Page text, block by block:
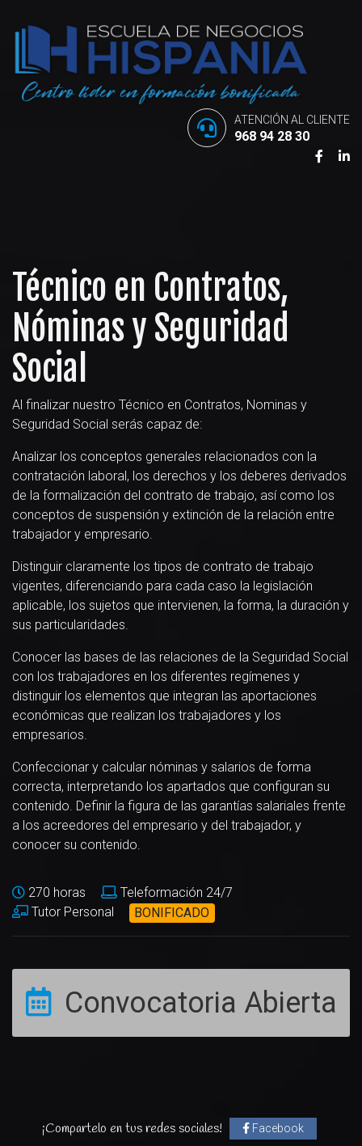
ATENCIÓN AL CLIENTE
968 94 28 30
Técnico en Contratos,
Nóminas y Seguridad
Social
Al finalizar nuestro Técnico en Contratos, Nominas y
Seguridad Social serás capaz de:
Analizar los conceptos generales relacionados con la
contratación laboral, los derechos y los deberes derivados
de la formalización del contrato de trabajo, así como los
conceptos de suspensión y extinción de la relación entre
trabajador y empresario.
Distinguir claramente los tipos de contrato de trabajo
vigentes, diferenciando para cada caso la legislación
aplicable, los sujetos que intervienen, la forma, la duración y
sus particularidades.
Conocer las bases de las relaciones de la Seguridad Social
con los trabajadores en los diferentes regímenes y
distinguir los elementos que integran las aportaciones
económicas que realizan los trabajadores y los
empresarios.
Confeccionar y calcular nóminas y salarios de forma
correcta, interpretando los apartados que configuran su
contenido. Definir la figura de las garantías salariales frente
a los acreedores del empresario y del trabajador, y
conocer su contenido.
270 horas
Teleformación 24/7
Tutor Personal
BONIFICADO
Convocatoria Abierta
¡Compartelo en tus redes sociales! Facebook